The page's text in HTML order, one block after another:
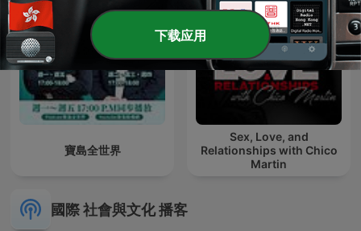
寶島全世界
Sex, Love, and
Relationships with Chico
Martin
國際 社會與文化 播客
下载应用